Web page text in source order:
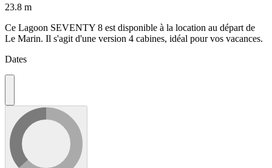
23.8 m
Ce Lagoon SEVENTY 8 est disponible à la location au départ de
Le Marin. Il s'agit d'une version 4 cabines, idéal pour vos vacances.
Dates